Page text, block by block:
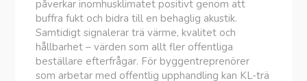
påverkar inomhusklimatet positivt genom att
buffra fukt och bidra till en behaglig akustik.
Samtidigt signalerar trä värme, kvalitet och
hållbarhet – värden som allt fler offentliga
beställare efterfrågar. För byggentreprenörer
som arbetar med offentlig upphandling kan KL-trä